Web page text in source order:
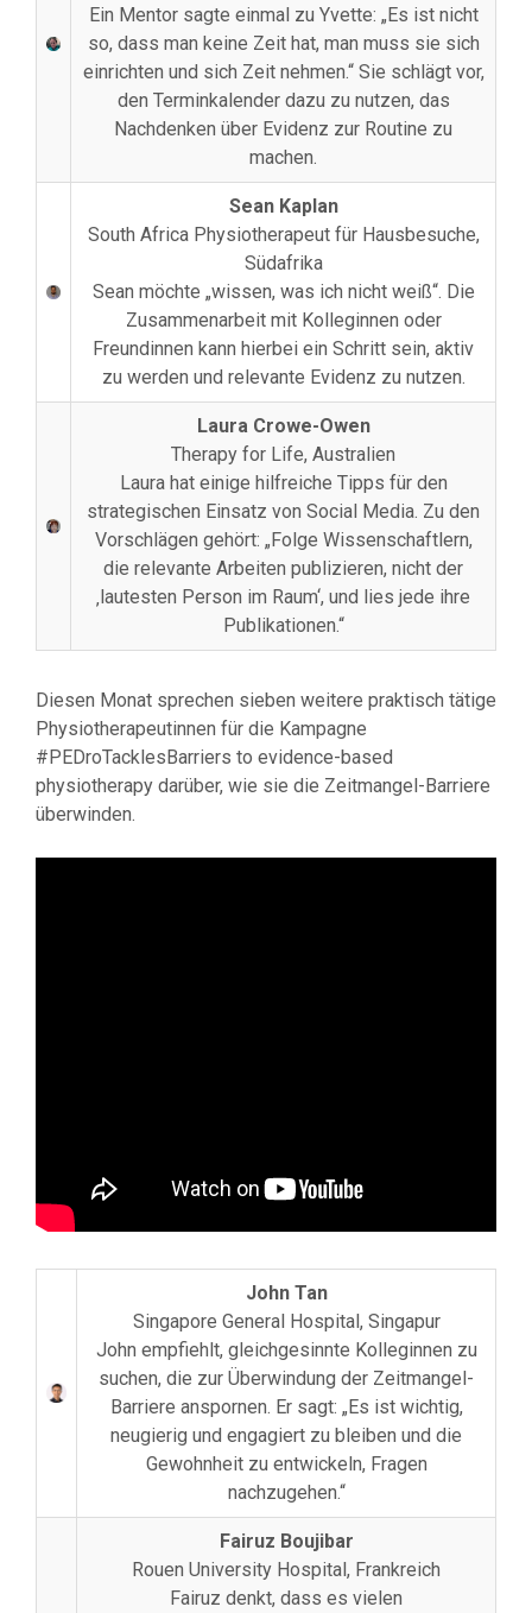
Ein Mentor sagte einmal zu Yvette: „Es ist nicht
so, dass man keine Zeit hat, man muss sie sich
einrichten und sich Zeit nehmen.“ Sie schlägt vor,
den Terminkalender dazu zu nutzen, das
Nachdenken über Evidenz zur Routine zu
machen.
Sean Kaplan
South Africa Physiotherapeut für Hausbesuche,
Südafrika
Sean möchte „wissen, was ich nicht weiß“. Die
Zusammenarbeit mit Kolleginnen oder
Freundinnen kann hierbei ein Schritt sein, aktiv
zu werden und relevante Evidenz zu nutzen.
Laura Crowe-Owen
Therapy for Life, Australien
Laura hat einige hilfreiche Tipps für den
strategischen Einsatz von Social Media. Zu den
Vorschlägen gehört: „Folge Wissenschaftlern,
die relevante Arbeiten publizieren, nicht der
‚lautesten Person im Raum‘, und lies jede ihre
Publikationen.“
Diesen Monat sprechen sieben weitere praktisch tätige
Physiotherapeutinnen für die Kampagne
#PEDroTacklesBarriers to evidence-based
physiotherapy darüber, wie sie die Zeitmangel-Barriere
überwinden.
John Tan
Singapore General Hospital, Singapur
John empfiehlt, gleichgesinnte Kolleginnen zu
suchen, die zur Überwindung der Zeitmangel-
Barriere anspornen. Er sagt: „Es ist wichtig,
neugierig und engagiert zu bleiben und die
Gewohnheit zu entwickeln, Fragen
nachzugehen.“
Fairuz Boujibar
Rouen University Hospital, Frankreich
Fairuz denkt, dass es vielen